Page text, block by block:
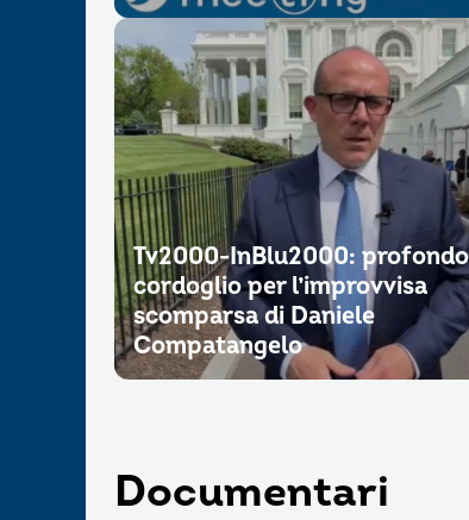
Tv2000-InBlu2000: profondo
cordoglio per l’improvvisa
scomparsa di Daniele
Compatangelo
Documentari